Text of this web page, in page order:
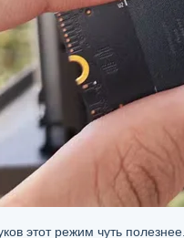
этот режим чуть